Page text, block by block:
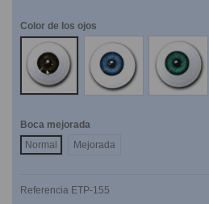
Color de los ojos
Marrones
Azules Verdes
Boca mejorada
Normal
Mejorada
Referencia ETP-155